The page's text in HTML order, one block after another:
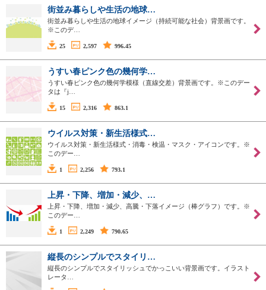
街並み暮らしや生活の地球…
街並み暮らしや生活の地球イメージ（持続可能な社会）背景画です。
※このデ…
25 2,597 996.45
うすい春ピンク色の幾何学…
うすい春ピンク色の幾何学模様（直線交差）背景画です。※このデー
タは『j…
15 2,316 863.1
ウイルス対策・新生活様式…
ウイルス対策・新生活様式・消毒・検温・マスク・アイコンです。※
このデー…
1 2,256 793.1
上昇・下降、増加・減少、…
上昇・下降、増加・減少、高騰・下落イメージ（棒グラフ）です。※
このデー…
1 2,249 790.65
縦長のシンプルでスタイリ…
縦長のシンプルでスタイリッシュでかっこいい背景画です。イラスト
レータ…